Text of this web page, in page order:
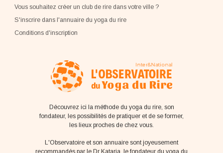
Vous souhaitez créer un club de rire dans votre ville ?
S'inscrire dans l'annuaire du yoga du rire
Conditions d'inscription
Découvrez ici la méthode du yoga du rire, son
fondateur, les possibilités de pratiquer et de se former,
les lieux proches de chez vous.
L'Observatoire et son annuaire sont joyeusement
recommandés par le Dr Kataria, le fondateur du yoga du